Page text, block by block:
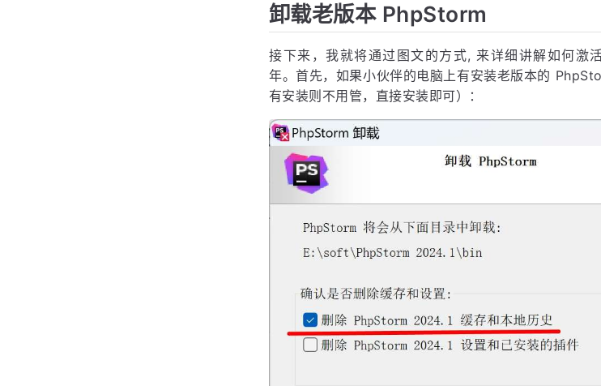
卸载老版本 PhpStorm
接下来，我就将通过图文的方式, 来详细讲解如何
年。首先，如果小伙伴的电脑上有安装老版本的
有安装则不用管，直接安装即可）：